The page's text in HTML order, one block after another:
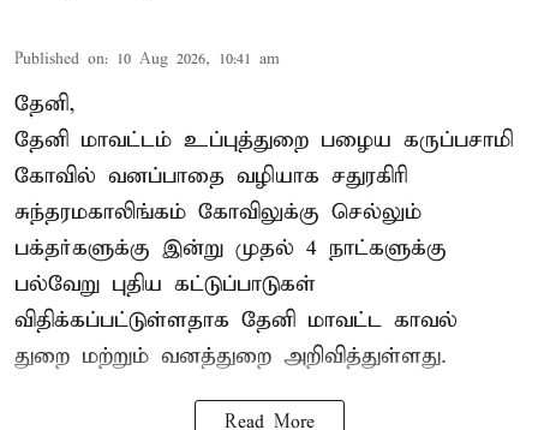
Published on: 10 Aug 2026, 10:41 am
தேனி,
தேனி மாவட்டம் உப்புத்துறை பழைய கருப்பசாமி
கோவில் வனப்பாதை வழியாக சதுரகிரி
சுந்தரமகாலிங்கம் கோவிலுக்கு செல்லும்
பக்தர்களுக்கு இன்று முதல் 4 நாட்களுக்கு
பல்வேறு புதிய கட்டுப்பாடுகள்
விதிக்கப்பட்டுள்ளதாக தேனி மாவட்ட காவல்
துறை மற்றும் வனத்துறை அறிவித்துள்ளது.
Read More